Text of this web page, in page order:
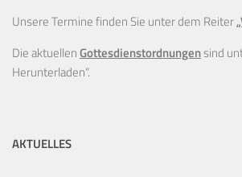
Unsere Termine finden Sie unter dem Reiter
Die aktuellenGottesdienstordnungensind
Herunterladen“.
AKTUELLES